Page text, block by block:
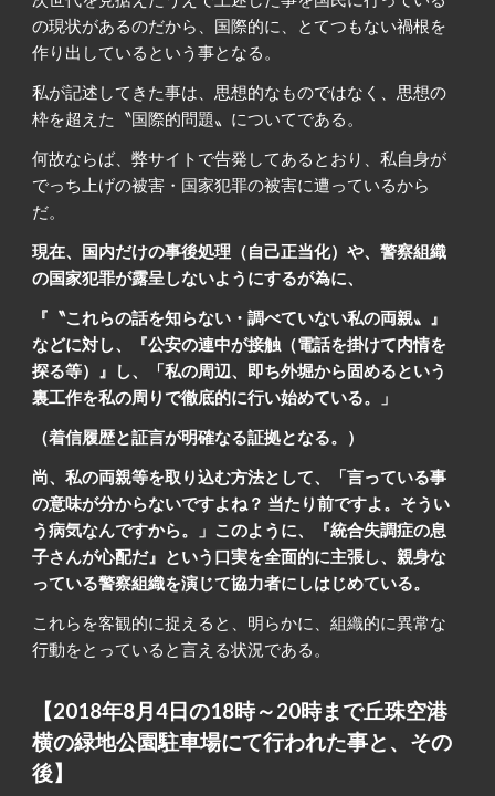
の現状があるのだから
、国際的に、とてつもない禍根を
作り出しているという事となる 。
私が記述してきた事は、思想的なものではなく、思想の
枠を超えた〝国際的問題〟についてである 。
何故ならば、弊サイトで告発 してあるとおり、私自身が
でっち 上げの被害・国家犯罪の被害に遭っているから
だ。
現在、国内だけの事後処理（自己正当化）や、警察組織
の国家犯罪が露呈しないようにするが為に、
『〝これらの話を知らない・調べていない私の両親〟』
などに対し、『公安の連中が接触（電話を掛けて内情を
探る等）』し、「私の周辺、即ち外堀から固めるという
裏工作を私の周りで徹底的に行い始めている。」
（着信履歴と証言が明確なる証拠となる。）
尚、私の両親等を取り込む方法として、「言っている事
の意味が分からないですよね？ 当たり前ですよ。そうい
う病気なんですから。」このように、『統合失調症の息
子さんが心配だ』という口実を全面的に主張し、親身な
っている警察組織を演じて協力者にしはじめている。
これらを客観的に捉えると、明らかに、組織的に異常な
行動をとっていると言える状況である。
【2018年8月4日の18時～20時まで丘珠空港
横の緑地公園駐車場にて行われた事と、その
後】